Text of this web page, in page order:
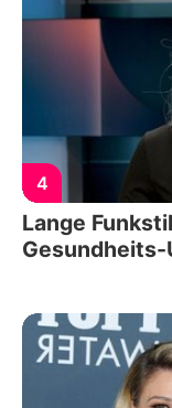
4
Lange
Gesundheits-